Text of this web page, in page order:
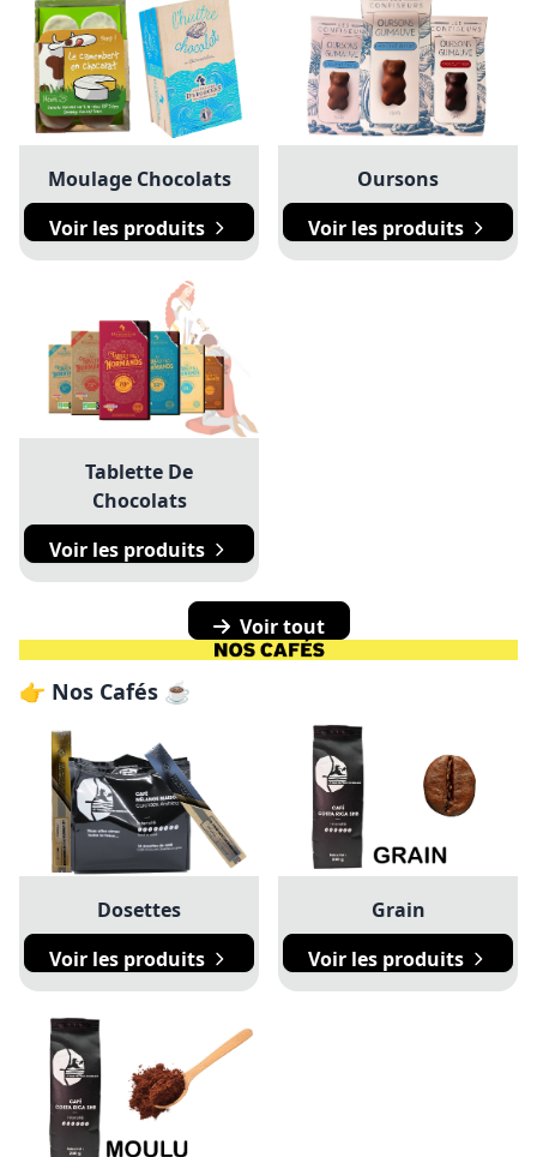
Moulage Chocolats
Voir les produits
Oursons
Voir les produits
Tablette De
Chocolats
Voir les produits
Voir tout
👉 Nos Cafés ☕
Dosettes
Voir les produits
Grain
Voir les produits